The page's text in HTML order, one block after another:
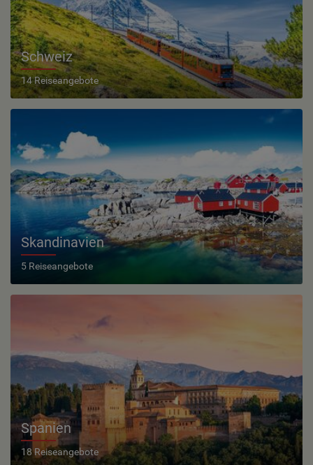
Schweiz
14 Reiseangebote
Skandinavien
5 Reiseangebote
Spanien
18 Reiseangebote